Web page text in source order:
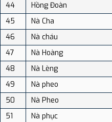
44
Hồng Đoàn
45
Nà Cha
46
Nà cháu
47
Nà Hoàng
48
Nà Lèng
49
Nà pheo
50
Nà Pheo
51
Nà phục